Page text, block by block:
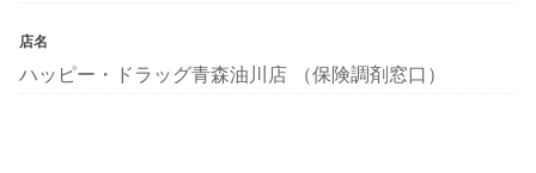
店名
ハッピー・ドラッグ青森油川店 （保険調剤窓口）